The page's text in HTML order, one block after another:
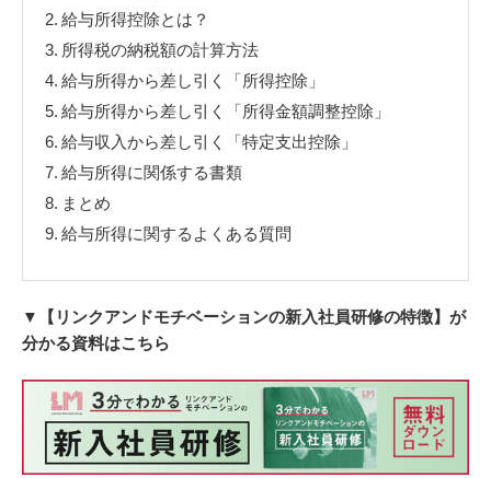
2. 給与所得控除とは？
3. 所得税の納税額の計算方法
4. 給与所得から差し引く「所得控除」
5. 給与所得から差し引く「所得金額調整控除」
6. 給与収入から差し引く「特定支出控除」
7. 給与所得に関係する書類
8. まとめ
9. 給与所得に関するよくある質問
▼【リンクアンドモチベーションの新入社員研修の特徴】が
分かる資料はこちら